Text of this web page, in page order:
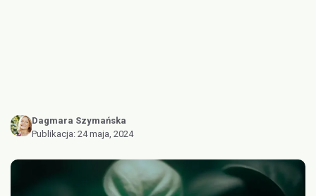
Dagmara Szymańska
Publikacja: 24 maja, 2024